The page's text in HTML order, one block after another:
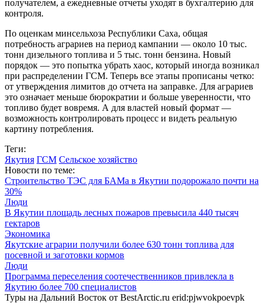
получателем, а ежедневные отчеты уходят в бухгалтерию для
контроля.
По оценкам минсельхоза Республики Саха, общая
потребность аграриев на период кампании — около 10 тыс.
тонн дизельного топлива и 5 тыс. тонн бензина. Новый
порядок — это попытка убрать хаос, который иногда возникал
при распределении ГСМ. Теперь все этапы прописаны четко:
от утверждения лимитов до отчета на заправке. Для аграриев
это означает меньше бюрократии и больше уверенности, что
топливо будет вовремя. А для властей новый формат —
возможность контролировать процесс и видеть реальную
картину потребления.
Теги:
Якутия ГСМ Сельское хозяйство
Новости по теме:
Строительство ТЭС для БАМа в Якутии подорожало почти на
30%
Люди
В Якутии площадь лесных пожаров превысила 440 тысяч
гектаров
Экономика
Якутские аграрии получили более 630 тонн топлива для
посевной и заготовки кормов
Люди
Программа переселения соотечественников привлекла в
Якутию более 700 специалистов
Туры на Дальний Восток от BestArctic.ru erid:pjwvokpoevpk